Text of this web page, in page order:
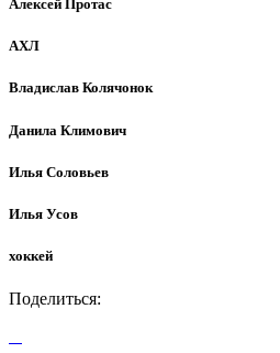
Алексей Протас
АХЛ
Владислав Колячонок
Данила Климович
Илья Соловьев
Илья Усов
хоккей
Поделиться: